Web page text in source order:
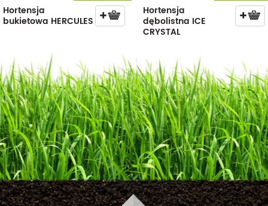
Hortensja
bukietowa HERCULES
Hortensja
dębolistna ICE
CRYSTAL